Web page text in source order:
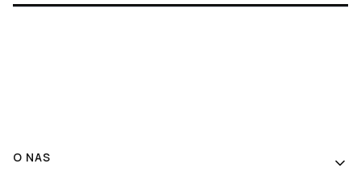
Linki w stopce
O NAS